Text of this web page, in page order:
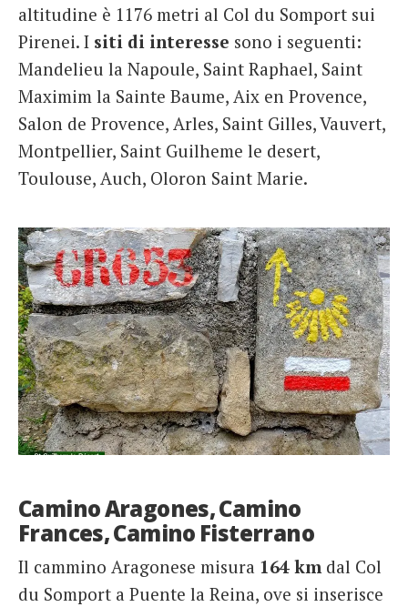
altitudine è 1176 metri al Col du Somport sui
Pirenei. I siti di interesse sono i seguenti:
Mandelieu la Napoule, Saint Raphael, Saint
Maximim la Sainte Baume, Aix en Provence,
Salon de Provence, Arles, Saint Gilles, Vauvert,
Montpellier, Saint Guilheme le desert,
Toulouse, Auch, Oloron Saint Marie.
Camino Aragones, Camino
Frances, Camino Fisterrano
Il cammino Aragonese misura 164 kmdal Col
du Somport a Puente la Reina, ove si inserisce